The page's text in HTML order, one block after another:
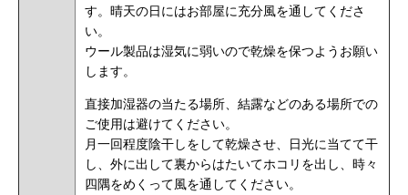
す。晴天の日にはお部屋に充分風を通してくださ
い。
ウール製品は湿気に弱いので乾燥を保つようお願い
します。
直接加湿器の当たる場所、結露などのある場所での
ご使用は避けてください。
月一回程度陰干しをして乾燥させ、日光に当てて干
し、外に出して裏からはたいてホコリを出し、時々
四隅をめくって風を通してください。